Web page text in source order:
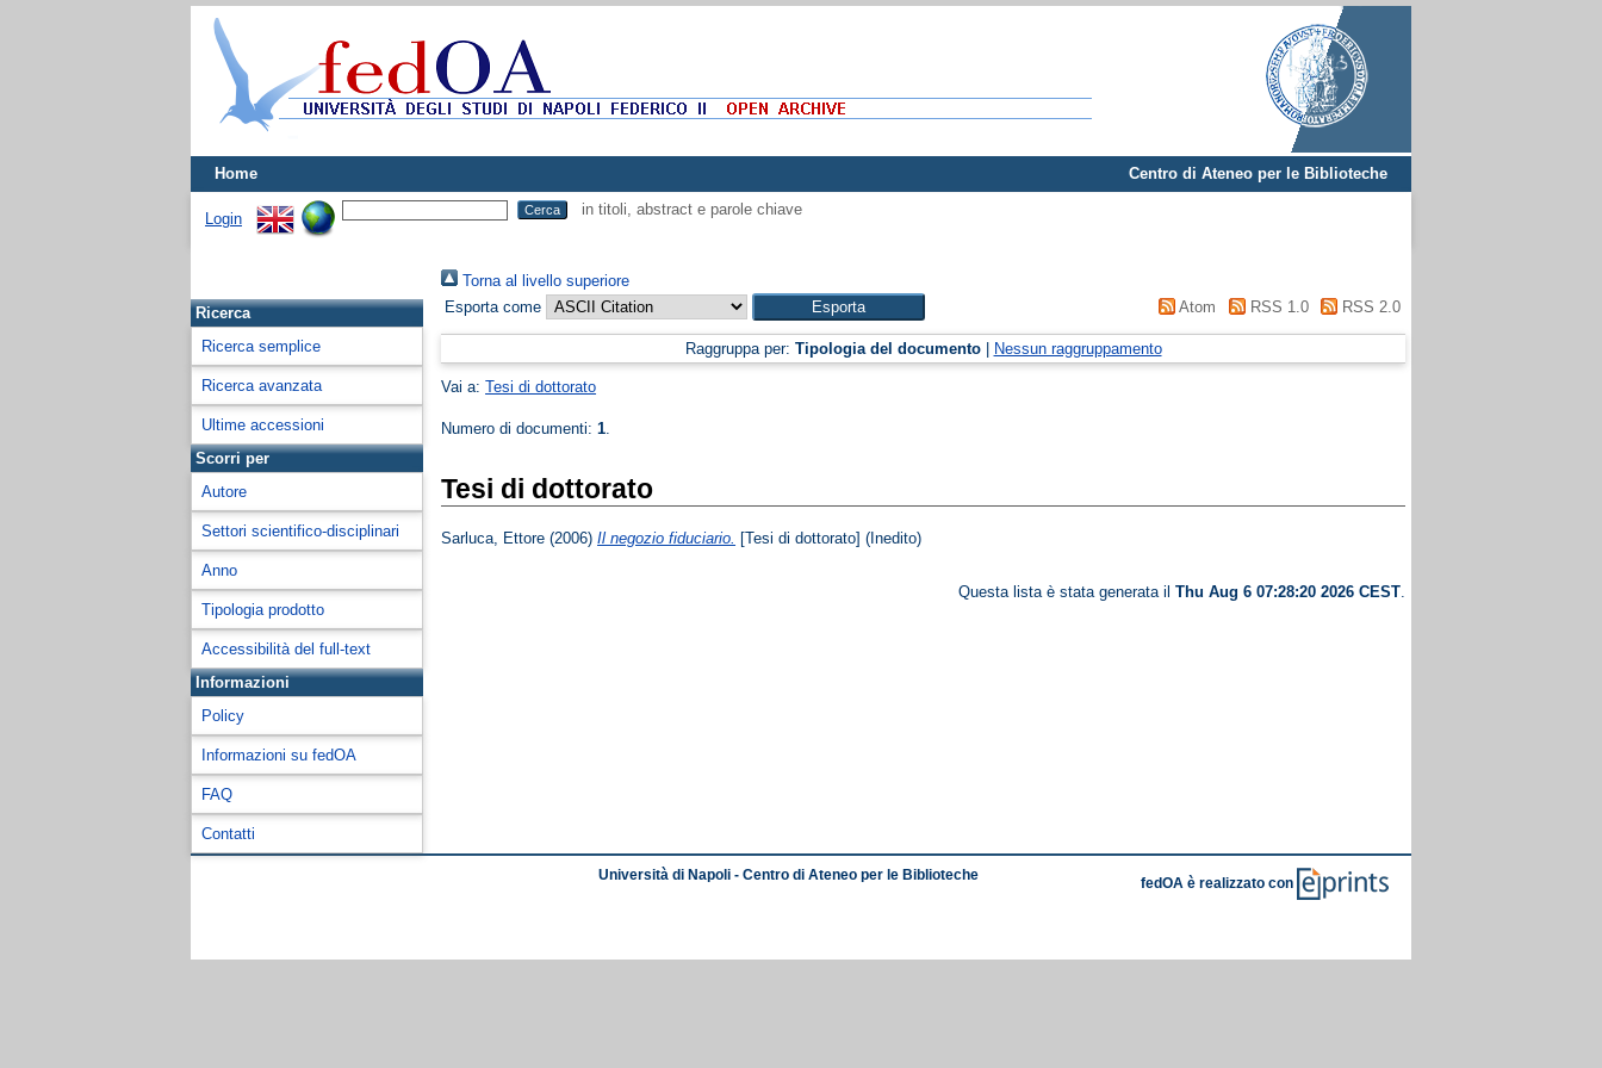
Home Centro di Ateneo per le Biblioteche
Login
in titoli, abstract e parole chiave
Ricerca
Ricerca semplice
Ricerca avanzata
Ultime accessioni
Scorri per
Autore
Settori scientifico-disciplinari
Anno
Tipologia prodotto
Accessibilità del full-text
Informazioni
Policy
Informazioni su fedOA
FAQ
Contatti
Torna al livello superiore
Esporta come
Atom RSS 1.0 RSS 2.0
Raggruppa per: Tipologia del documento| Nessun raggruppamento
Vai a:Tesi di dottorato
Numero di documenti:1.
Tesi di dottorato
Sarluca, Ettore (2006)Il negozio fiduciario. [Tesi di dottorato] (Inedito)
Questa lista è stata generata il Thu Aug 6 07:28:20 2026 CEST.
Università di Napoli - Centro di Ateneo per le Biblioteche
fedOA è realizzato con